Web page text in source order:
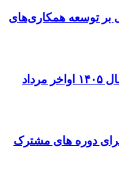
بر توسعه همکاری‌های
نتایج نهایی آزمون دکتری سال ۱۴۰۵ اواخر مرداد
دوره های مشترک